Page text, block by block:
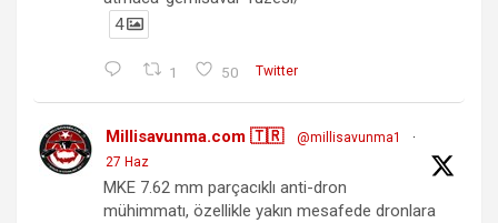
4
1 50 Twitter
Millisavunma.com 🇹🇷 @millisavunma1
·
27 Haz
MKE 7.62 mm parçacıklı anti-dron
mühimmatı, özellikle yakın mesafede dronlara